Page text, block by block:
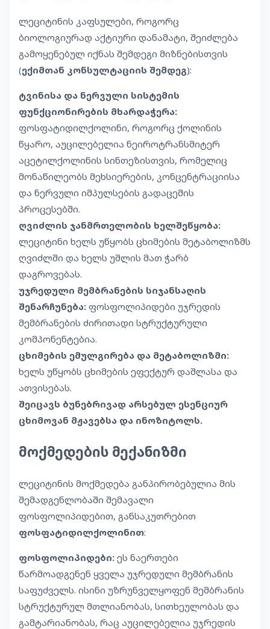
ლეციტინის კაფსულები, როგორც
ბიოლოგიურად აქტიური დანამატი, შეიძლება
გამოყენებულ იქნას შემდეგი მიზნებისთვის
(ექიმთან კონსულტაციის შემდეგ):
ტვინისა და ნერვული სისტემის
ფუნქციონირების მხარდაჭერა:
ფოსფატიდილქოლინი, როგორც ქოლინის
წყარო, აუცილებელია ნეიროტრანსმიტერ
აცეტილქოლინის სინთეზისთვის, რომელიც
მონაწილეობს მეხსიერების, კონცენტრაციისა
და ნერვული იმპულსების გადაცემის
პროცესებში.
ღვიძლის ჯანმრთელობის ხელშეწყობა:
ლეციტინი ხელს უწყობს ცხიმების მეტაბოლიზმს
ღვიძლში და ხელს უშლის მათ ჭარბ
დაგროვებას.
უჯრედული მემბრანების სიჯანსაღის
შენარჩუნება: ფოსფოლიპიდები უჯრედის
მემბრანების ძირითადი სტრუქტურული
კომპონენტებია.
ცხიმების ემულგირება და მეტაბოლიზმი:
ხელს უწყობს ცხიმების ეფექტურ დაშლასა და
ათვისებას.
შეიცავს ბუნებრივად არსებულ ესენციურ
ცხიმოვან მჟავებსა და ინოზიტოლს.
მოქმედების მექანიზმი
ლეციტინის მოქმედება განპირობებულია მის
შემადგენლობაში შემავალი
ფოსფოლიპიდებით, განსაკუთრებით
ფოსფატიდილქოლინით:
ფოსფოლიპიდები: ეს ნაერთები
წარმოადგენენ ყველა უჯრედული მემბრანის
საფუძველს. ისინი უზრუნველყოფენ მემბრანის
სტრუქტურულ მთლიანობას, სითხეულობას და
გამტარიანობას, რაც აუცილებელია უჯრედის